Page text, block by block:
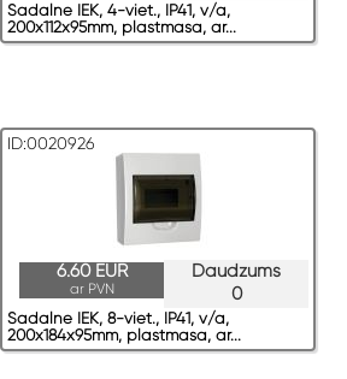
Sadalne IEK, 4-viet., IP41, v/a,
200x112x95mm, plastmasa, ar...
ID:0020926
Daudzums
0
6.60 EUR
ar PVN
Sadalne IEK, 8-viet., IP41, v/a,
200x184x95mm, plastmasa, ar...